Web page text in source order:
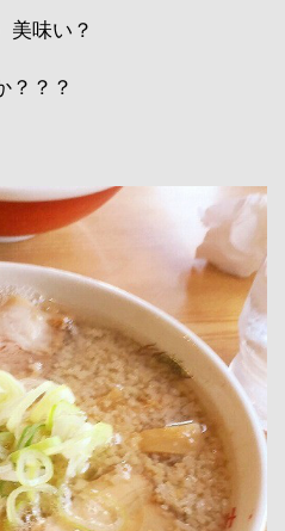
美味い？
？？？